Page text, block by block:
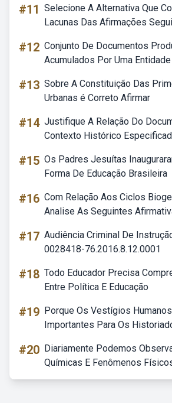
#11 Selecione A Alternativa Que
Lacunas Das Afirmações
#12 Conjunto De Documentos
Acumulados Por Uma
#13 Sobre A Constituição Das
Urbanas é Correto Afirmar
#14 Justifique A Relação Do
Contexto Histórico
#15 Os Padres Jesuítas
Forma De Educação Brasileira
#16 Com Relação Aos Ciclos
Analise As Seguintes
#17 Audiência Criminal De
0028418-76.2016.8.12.0001
#18 Todo Educador Precisa
Entre Política E Educação
#19 Porque Os Vestígios
Importantes Para Os
#20 Diariamente Podemos
Químicas E Fenômenos